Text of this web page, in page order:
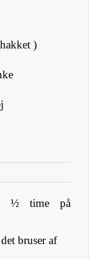
)
½ time på
bruser af